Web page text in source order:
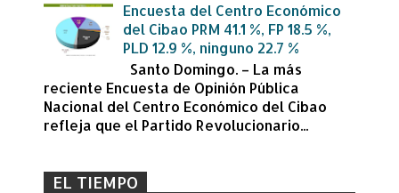
Encuesta del Centro Económico
del Cibao PRM 41.1 %, FP 18.5 %,
PLD 12.9 %, ninguno 22.7 %
Santo Domingo. – La más
reciente Encuesta de Opinión Pública
Nacional del Centro Económico del Cibao
refleja que el Partido Revolucionario...
EL TIEMPO